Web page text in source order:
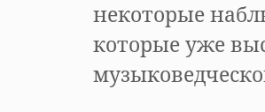
некоторые
которые уже